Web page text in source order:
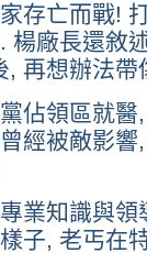
存亡而戰!
楊廠長還敘
, 再想辦法
佔領區就
經被敵影
業知識與
子, 老丐在